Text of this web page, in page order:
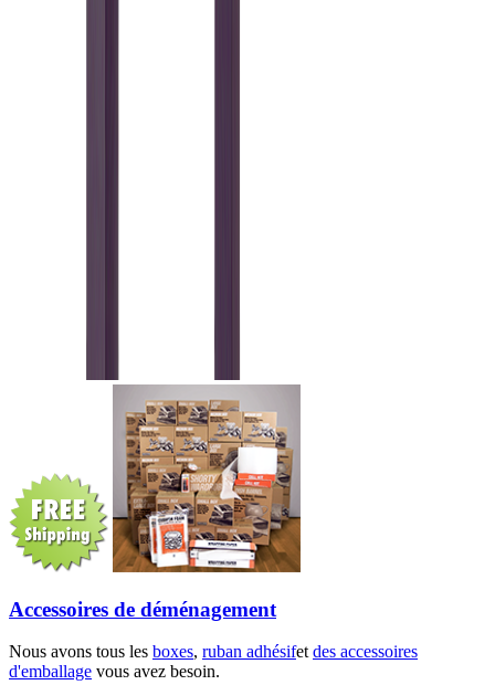
Accessoires de déménagement
Nous avons tous les boxes, ruban adhésifetdes accessoires
d'emballage vous avez besoin.